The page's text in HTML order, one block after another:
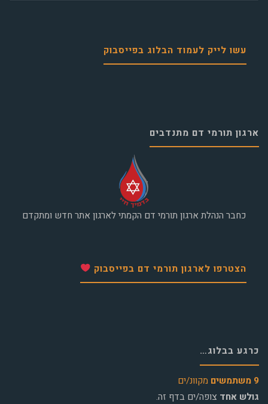
עשו לייק לעמוד הבלוג בפייסבוק
ארגון תורמי דם מתנדבים
כחבר הנהלת ארגון תורמי דם הקמתי לארגון אתר חדש ומתקדם
הצטרפו לארגון תורמי דם בפייסבוק
כרגע בבלוג…
9 משתמשים
מקוונ/ים
גולש אחד צופה/ים בדף זה.